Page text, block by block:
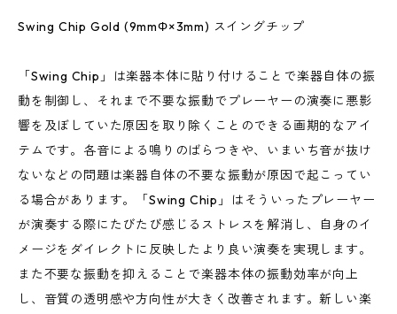
Swing Chip Gold (9mmΦ×3mm) スイングチップ
「Swing Chip」は楽器本体に貼り付けることで楽器自体の振
動を制御し、それまで不要な振動でプレーヤーの演奏に悪影
響を及ぼしていた原因を取り除くことのできる画期的なアイ
テムです。各音による鳴りのばらつきや、いまいち音が抜け
ないなどの問題は楽器自体の不要な振動が原因で起こってい
る場合があります。「Swing Chip」はそういったプレーヤー
が演奏する際にたびたび感じるストレスを解消し、自身のイ
メージをダイレクトに反映したより良い演奏を実現します。
また不要な振動を抑えることで楽器本体の振動効率が向上
し、音質の透明感や方向性が大きく改善されます。新しい楽